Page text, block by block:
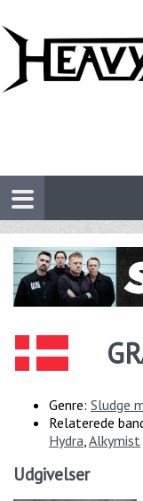
Genre: Sludge
Relaterede
Hydra Alkymist
Udgivelser